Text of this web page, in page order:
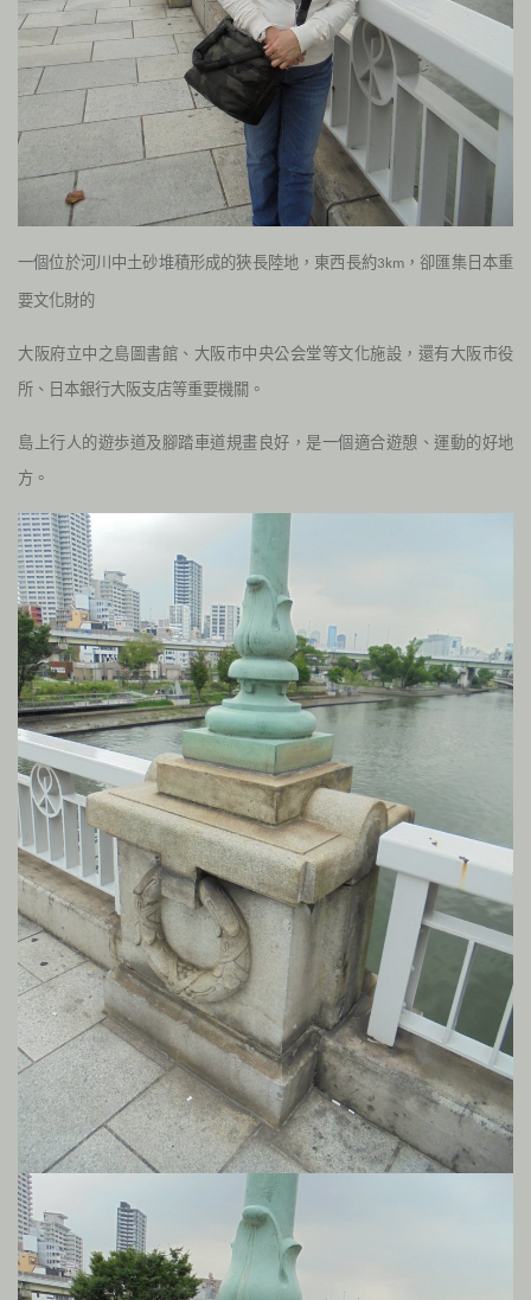
一個位於河川中土砂堆積形成的狹長陸地，東西長約3km，卻匯集日本重
要文化財的
大阪府立中之島圖書館、大阪市中央公会堂等文化施設，還有大阪市役
所、日本銀行大阪支店等重要機關。
島上行人的遊歩道及腳踏車道規畫良好，是一個適合遊憩、運動的好地
方。